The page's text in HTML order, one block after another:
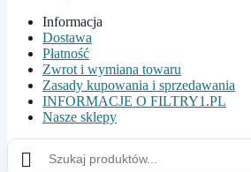
Informacja
Dostawa
Płatność
Zwrot i wymiana towaru
Zasady kupowania i sprzedawania
INFORMACJE O FILTRY1.PL
Nasze sklepy
